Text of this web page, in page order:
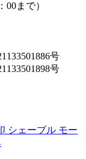
00まで）
号
号
シェーブル モー